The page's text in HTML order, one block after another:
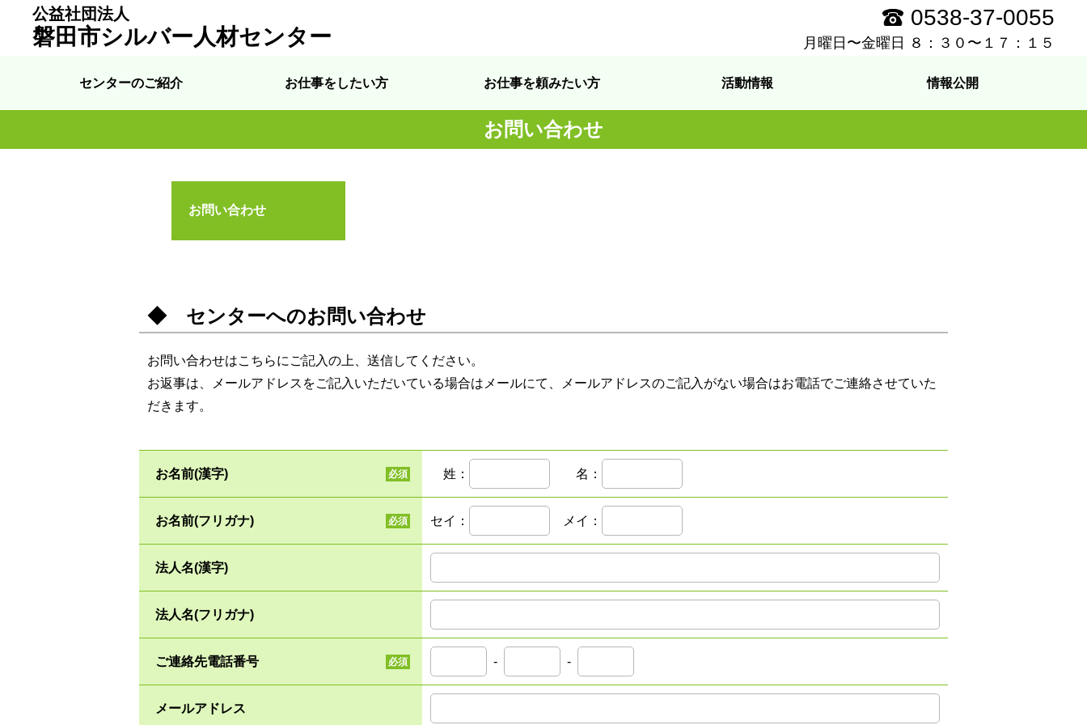
公益社団法人
磐田市シルバー人材センター
0538-37-0055
月曜日〜金曜日 ８：３０〜１７：１５
センターのご紹介 お仕事をしたい方 お仕事を頼みたい方 活動情報 情報公開
お問い合わせ
お問い合わせ
◆ センターへのお問い合わせ
お問い合わせはこちらにご記入の上、送信してください。
お返事は、メールアドレスをご記入いただいている場合はメールにて、メールアドレスのご記入がない場合はお電話でご連絡させていた
だきます。
お名前(漢字) 必須 姓： 名：
お名前(フリガナ) 必須 セイ： メイ：
法人名(漢字)
法人名(フリガナ)
ご連絡先電話番号 必須 - -
メールアドレス